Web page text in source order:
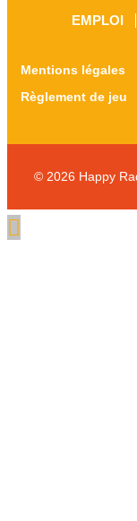
EMPLOI
Mentions légales
Règlement de jeu
© 2026 Happy